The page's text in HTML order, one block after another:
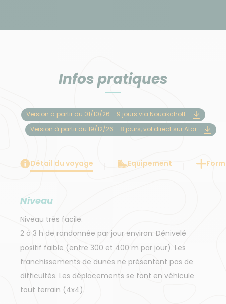
Infos pratiques
Version à partir du 01/10/26 - 9 jours via Nouakchott
Version à partir du 19/12/26 - 8 jours, vol direct sur Atar
Détail du voyage Equipement
Niveau
Niveau très facile.
2 à 3 h de randonnée par jour environ. Dénivelé
positif faible (entre 300 et 400 m par jour). Les
franchissements de dunes ne présentent pas de
difficultés. Les déplacements se font en véhicule
tout terrain (4x4).